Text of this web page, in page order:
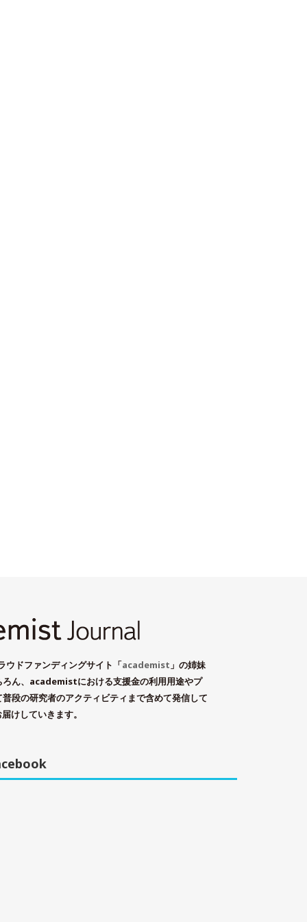
ドファンディングサイト「academist 」の姉妹
ろん、academistにおける支援金の利用用途やプ
段の研究者のアクティビティまで含めて発信して
けしていきます。